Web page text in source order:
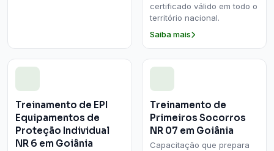
certificado válido em todo o
território nacional.
Saiba mais
Treinamento de EPI
Equipamentos de
Proteção Individual
NR 6 em Goiânia
Treinamento de
Primeiros Socorros
NR 07 em Goiânia
Capacitação que prepara